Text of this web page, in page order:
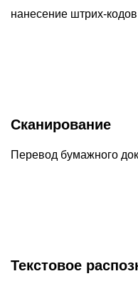
нанесение штрих-кодов
Сканирование
Перевод бумажного
Текстовое